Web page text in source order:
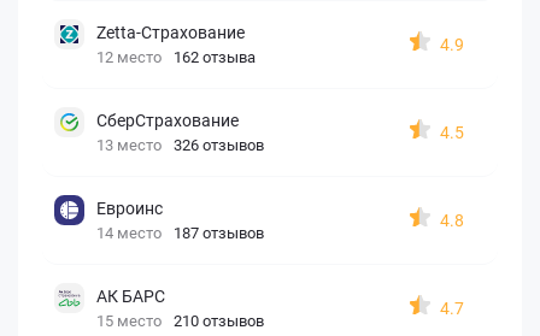
Zetta-Страхование
12 место 162 отзыва
4.9
СберСтрахование
13 место 326 отзывов
4.5
Евроинс
14 место 187 отзывов
4.8
АК БАРС
15 место 210 отзывов
4.7